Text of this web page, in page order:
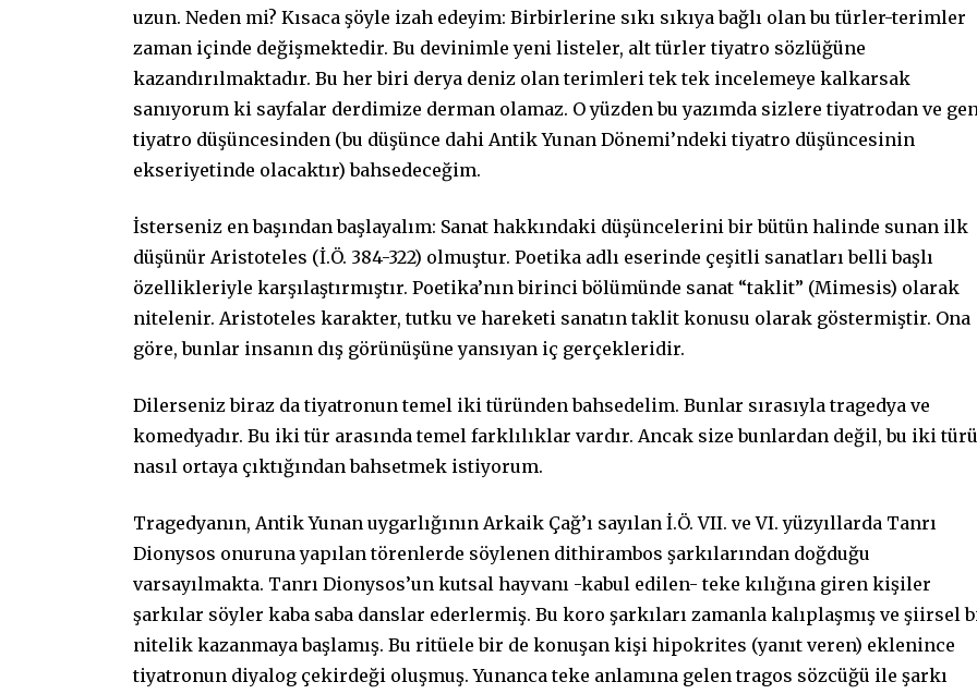
uzun. Neden mi? Kısaca şöyle izah edeyim: Birbirlerine sıkı sıkıya bağlı olan bu türler-terimler
zaman içinde değişmektedir. Bu devinimle yeni listeler, alt türler tiyatro sözlüğüne
kazandırılmaktadır. Bu her biri derya deniz olan terimleri tek tek incelemeye kalkarsak
sanıyorum ki sayfalar derdimize derman olamaz. O yüzden bu yazımda sizlere tiyatrodan ve
tiyatro düşüncesinden (bu düşünce dahi Antik Yunan Dönemi’ndeki tiyatro düşüncesinin
ekseriyetinde olacaktır) bahsedeceğim.
İsterseniz en başından başlayalım: Sanat hakkındaki düşüncelerini bir bütün halinde sunan ilk
düşünür Aristoteles (İ.Ö. 384-322) olmuştur. Poetika adlı eserinde çeşitli sanatları belli başlı
özellikleriyle karşılaştırmıştır. Poetika’nın birinci bölümünde sanat “taklit” (Mimesis) olarak
nitelenir. Aristoteles karakter, tutku ve hareketi sanatın taklit konusu olarak göstermiştir. Ona
göre, bunlar insanın dış görünüşüne yansıyan iç gerçekleridir.
Dilerseniz biraz da tiyatronun temel iki türünden bahsedelim. Bunlar sırasıyla tragedya ve
komedyadır. Bu iki tür arasında temel farklılıklar vardır. Ancak size bunlardan değil, bu iki
nasıl ortaya çıktığından bahsetmek istiyorum.
Tragedyanın, Antik Yunan uygarlığının Arkaik Çağ’ı sayılan İ.Ö. VII. ve VI. yüzyıllarda Tanrı
Dionysos onuruna yapılan törenlerde söylenen dithirambos şarkılarından doğduğu
varsayılmakta. Tanrı Dionysos’un kutsal hayvanı -kabul edilen- teke kılığına giren kişiler
şarkılar söyler kaba saba danslar ederlermiş. Bu koro şarkıları zamanla kalıplaşmış ve şiirsel
nitelik kazanmaya başlamış. Bu ritüele bir de konuşan kişi hipokrites (yanıt veren) eklenince
tiyatronun diyalog çekirdeği oluşmuş. Yunanca teke anlamına gelen tragos sözcüğü ile şarkı